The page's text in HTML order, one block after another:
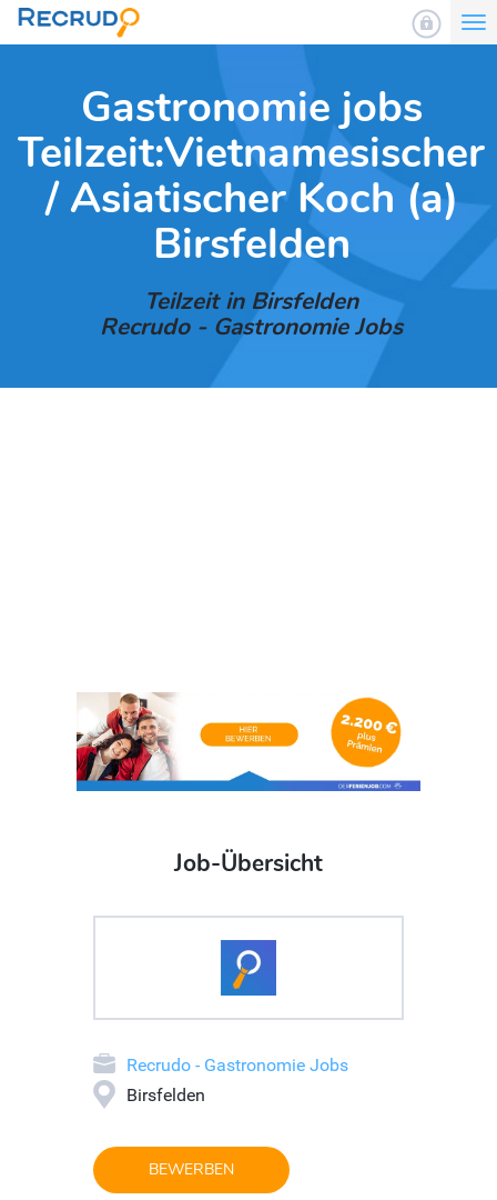
Gastronomie jobs
Teilzeit:Vietnamesischer
/ Asiatischer Koch (a)
Birsfelden
Teilzeit in Birsfelden
Recrudo - Gastronomie Jobs
Job-Übersicht
Recrudo - Gastronomie Jobs
Birsfelden
BEWERBEN